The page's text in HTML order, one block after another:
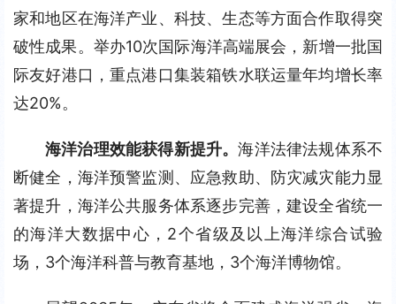
家和地区在海洋产业、科技、生态等方面合作取得突
破性成果。举办10次国际海洋高端展会，新增一批国
际友好港口，重点港口集装箱铁水联运量年均增长率
达20%。
海洋治理效能获得新提升。海洋法律法规体系不
断健全，海洋预警监测、应急救助、防灾减灾能力显
著提升，海洋公共服务体系逐步完善，建设全省统一
的海洋大数据中心，2个省级及以上海洋综合试验
场，3个海洋科普与教育基地，3个海洋博物馆。